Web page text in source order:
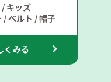
/ キッズ
/ ベルト / 帽子
くみる